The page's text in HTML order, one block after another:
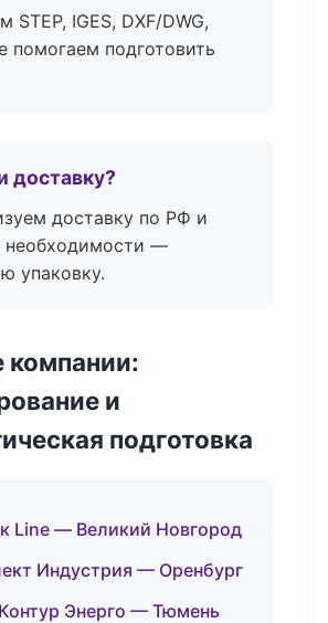
STEP, IGES, DXF/DWG,
помогаем подготовить
доставку?
доставку по РФ и
необходимости —
упаковку.
и
подготовка
Line — Великий Новгород
Индустрия — Оренбург
Энерго — Тюмень